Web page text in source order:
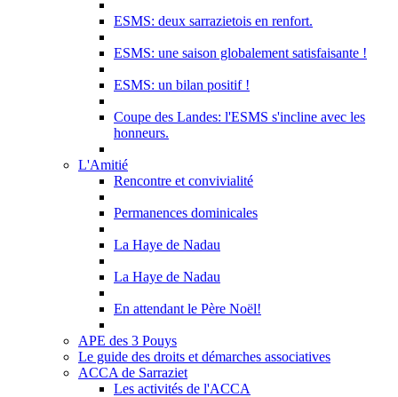
ESMS: deux sarrazietois en renfort.
ESMS: une saison globalement satisfaisante !
ESMS: un bilan positif !
Coupe des Landes: l'ESMS s'incline avec les
honneurs.
L'Amitié
Rencontre et convivialité
Permanences dominicales
La Haye de Nadau
La Haye de Nadau
En attendant le Père Noël!
APE des 3 Pouys
Le guide des droits et démarches associatives
ACCA de Sarraziet
Les activités de l'ACCA